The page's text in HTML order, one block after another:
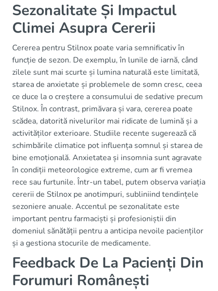
Sezonalitate Și Impactul
Climei Asupra Cererii
Cererea pentru Stilnox poate varia semnificativ în
funcție de sezon. De exemplu, în lunile de iarnă, când
zilele sunt mai scurte și lumina naturală este limitată,
starea de anxietate și problemele de somn cresc, ceea
ce duce la o creștere a consumului de sedative precum
Stilnox. În contrast, primăvara și vara, cererea poate
scădea, datorită nivelurilor mai ridicate de lumină și a
activităților exterioare. Studiile recente sugerează că
schimbările climatice pot influența somnul și starea de
bine emoțională. Anxietatea și insomnia sunt agravate
în condiții meteorologice extreme, cum ar fi vremea
rece sau furtunile. Într-un tabel, putem observa variația
cererii de Stilnox pe anotimpuri, subliniind tendințele
sezoniere anuale. Accentul pe sezonalitate este
important pentru farmaciști și profesioniștii din
domeniul sănătății pentru a anticipa nevoile pacienților
și a gestiona stocurile de medicamente.
Feedback De La Pacienți Din
Forumuri Românești